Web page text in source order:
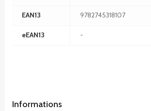
EAN13 9782745318107
eEAN13 -
Informations